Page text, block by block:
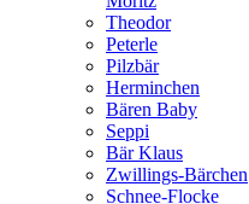
Theodor
Peterle
Pilzbär
Herminchen
Bären Baby
Seppi
Bär Klaus
Zwillings-Bärchen
Schnee-Flocke